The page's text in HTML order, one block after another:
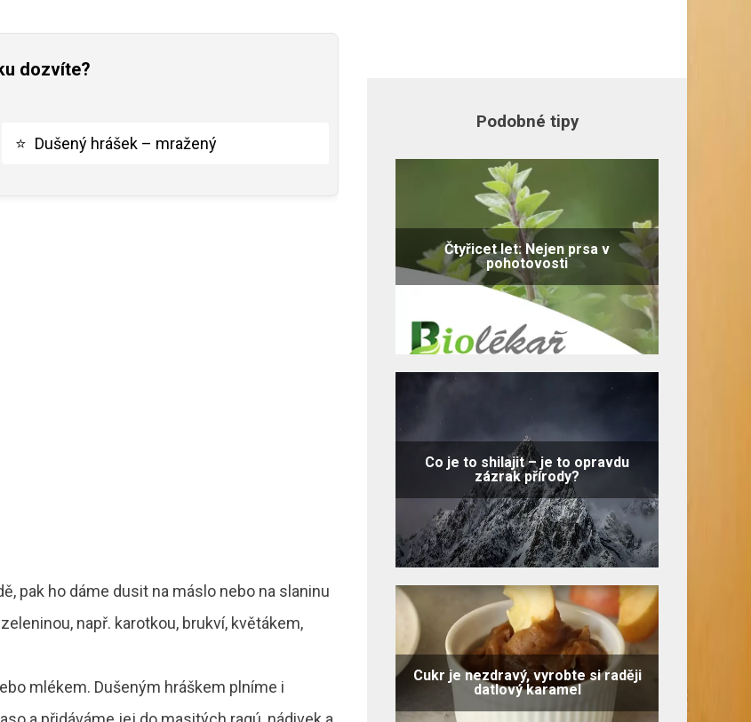
dozvíte?
⭐ Dušený hrášek – mražený
pak ho dáme dusit na máslo nebo na slaninu
např. karotkou, brukví, květákem,
mlékem. Dušeným hráškem plníme i
Podobné tipy
Čtyřicet let: Nejen prsa v
pohotovosti
Co je to shilajit – je to opravdu
zázrak přírody?
Cukr je nezdravý, vyrobte si raději
datlový karamel